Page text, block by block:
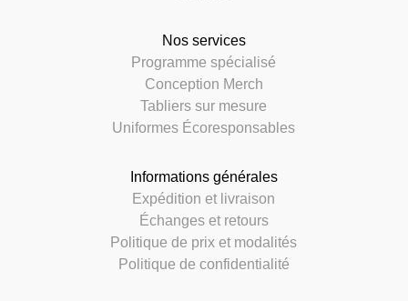
Nos services
Programme spécialisé
Conception Merch
Tabliers sur mesure
Uniformes Écoresponsables
Informations générales
Expédition et livraison
Échanges et retours
Politique de prix et modalités
Politique de confidentialité